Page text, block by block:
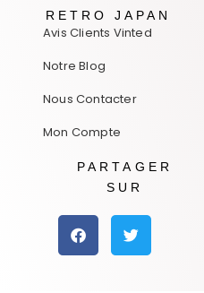
RETRO JAPAN
Avis Clients Vinted
Notre Blog
Nous Contacter
Mon Compte
PARTAGER
SUR